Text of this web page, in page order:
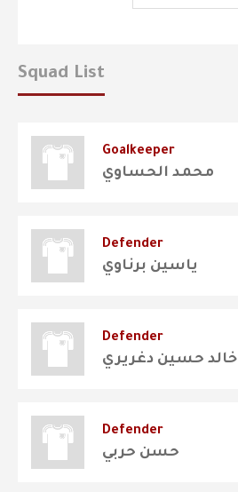
Squad List
Goalkeeper
محمد الحساوي
Defender
ياسين برناوي
Defender
خالد حسين دغريري
Defender
حسن حربي